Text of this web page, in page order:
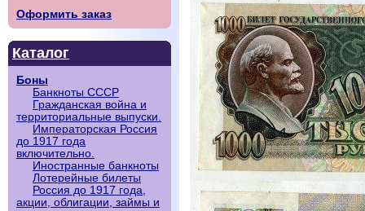
Оформить заказ
Каталог
Боны
Банкноты СССР
Гражданская война и
территориальные выпуски.
Императорская Россия
до 1917 года
включительно.
Иностранные банкноты
Лотерейные билеты
Россия до 1917 года,
акции, облигации, займы и